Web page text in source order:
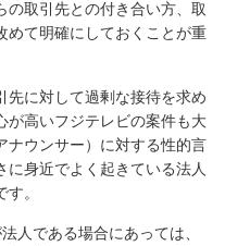
の取引先との付き合い方、取
めて明確にしておくことが重
先に対して過剰な接待を求め
が高いフジテレビの案件も大
ナウンサー）に対する性的言
身近でよく起きている法人
。
人である場合にあっては、